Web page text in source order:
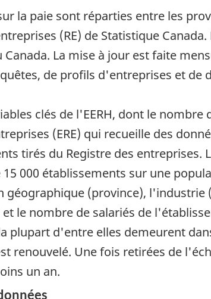
la paie sont réparties entre les
(RE) de Statistique
Canada. La mise à jour est faite
de profils d'entreprises et de
clés de l'EERH, dont le
(ERE) qui recueille des
tirés du Registre des
000 établissements sur une
géographique (province),
et le nombre de salariés de
plupart d'entre elles demeurent
renouvelé. Une fois retirées de
un an.